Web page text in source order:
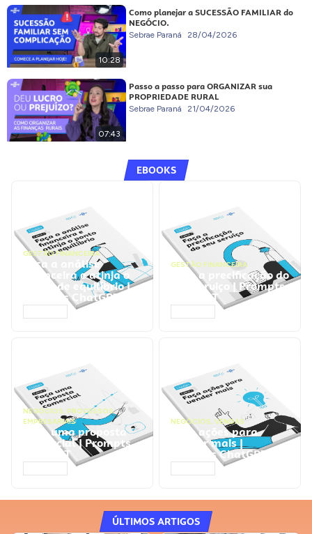
10:28
Como planejar a SUCESSÃO FAMILIAR do
NEGÓCIO.
Sebrae Paraná 28/04/2026
07:43
Passo a passo para ORGANIZAR sua
PROPRIEDADE RURAL
Sebrae Paraná 21/04/2026
EBOOKS
GESTÃO FINANCEIRA
Faça a análise
financeira e atinja o
ponto de equilíbrio |
Prompts ChatGPT
GESTÃO FINANCEIRA
Faça a precificação do
seu serviço | Prompts
ChatGPT
NEGÓCIOS, PROCESSOS
EMPRESARIAIS
Faça uma proposta
comercial | Prompts
ChatGPT
NEGÓCIOS, VENDAS
Faça ações para
vender mais |
Prompts ChatGPT
ÚLTIMOS ARTIGOS